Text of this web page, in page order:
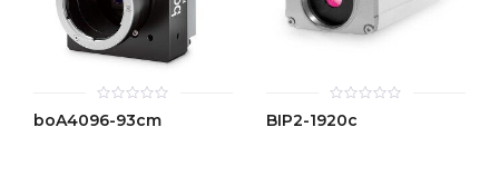
0
out
boA4096-93cm
0
out
BIP2-1920c